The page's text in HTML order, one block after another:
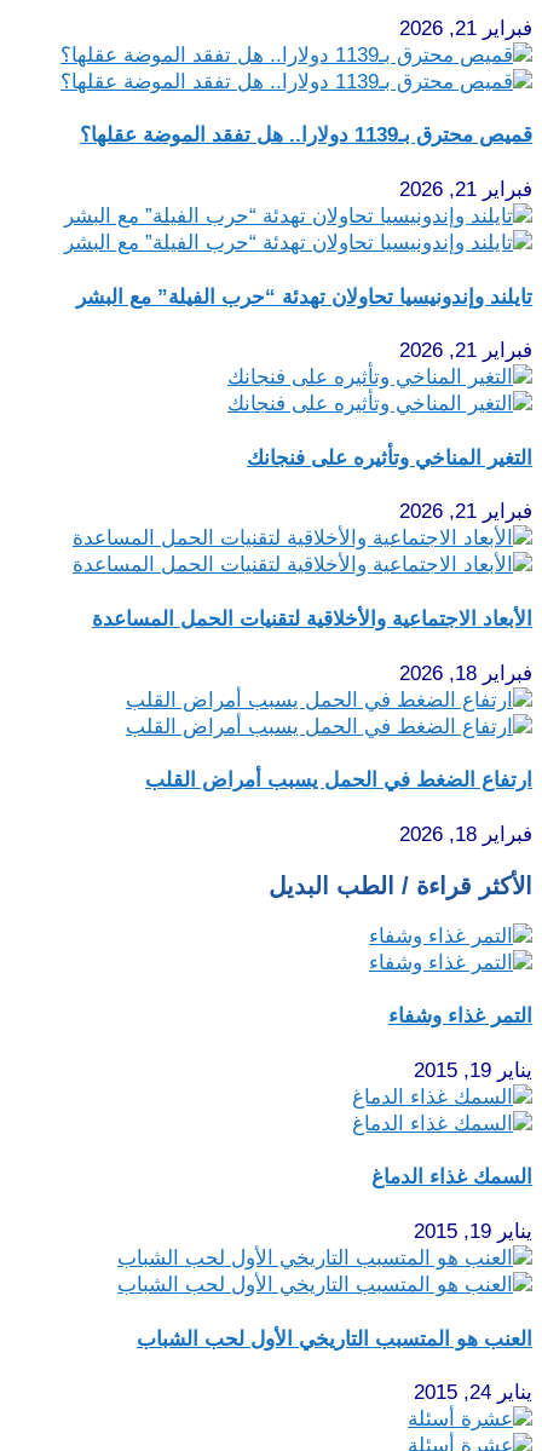
فبراير 21, 2026
قميص محترق بـ1139 دولارا.. هل تفقد الموضة عقلها؟
فبراير 21, 2026
تايلند وإندونيسيا تحاولان تهدئة “حرب الفيلة” مع البشر
فبراير 21, 2026
التغير المناخي وتأثيره على فنجانك
فبراير 21, 2026
الأبعاد الاجتماعية والأخلاقية لتقنيات الحمل المساعدة
فبراير 18, 2026
ارتفاع الضغط في الحمل يسبب أمراض القلب
فبراير 18, 2026
الأكثر قراءة / الطب البديل
التمر غذاء وشفاء
يناير 19, 2015
السمك غذاء الدماغ
يناير 19, 2015
العنب هو المتسبب التاريخي الأول لحب الشباب
يناير 24, 2015